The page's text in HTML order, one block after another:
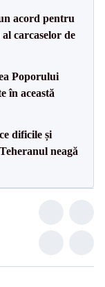
acord pentru
carcaselor de
Poporului
în această
dificile și
neagă